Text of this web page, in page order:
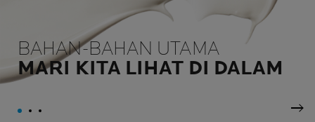
BAHAN-BAHAN UTAMA
MARI KITA LIHAT DI DALAM